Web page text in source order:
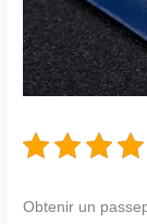
Obtenir un